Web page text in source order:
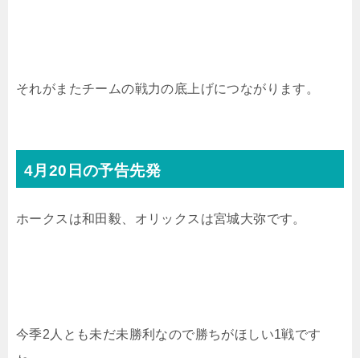
それがまたチームの戦力の底上げにつながります。
4月20日の予告先発
ホークスは和田毅、オリックスは宮城大弥です。
今季2人とも未だ未勝利なので勝ちがほしい1戦です